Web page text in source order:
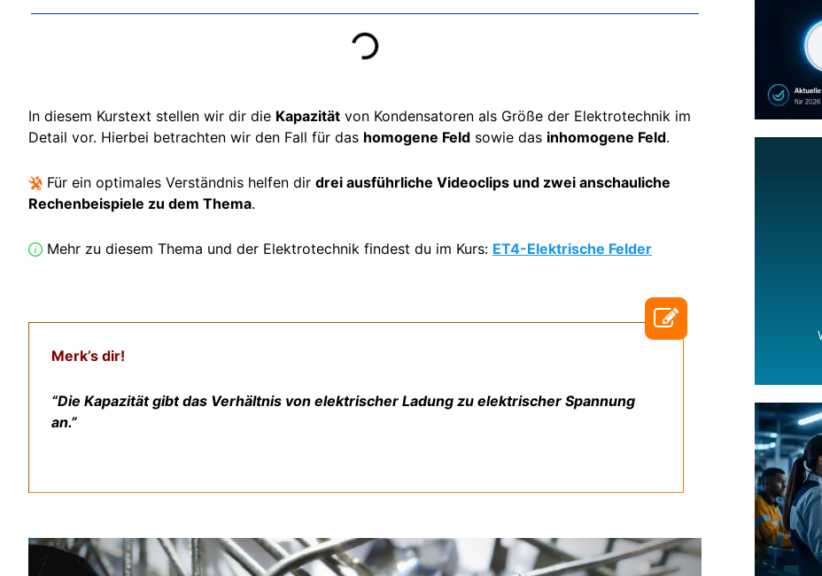
In diesem Kurstext stellen wir dir die Kapazität von Kondensatoren als Größe der Elektrotechnik im
Detail vor. Hierbei betrachten wir den Fall für das homogene Feld sowie das inhomogene Feld.
Für ein optimales Verständnis helfen dir drei ausführliche Videoclips und zwei anschauliche
Rechenbeispiele zu dem Thema.
Mehr zu diesem Thema und der Elektrotechnik findest du im Kurs: ET4-Elektrische Felder
Merk’s dir!
“Die Kapazität gibt das Verhältnis von elektrischer Ladung zu elektrischer Spannung
an.”